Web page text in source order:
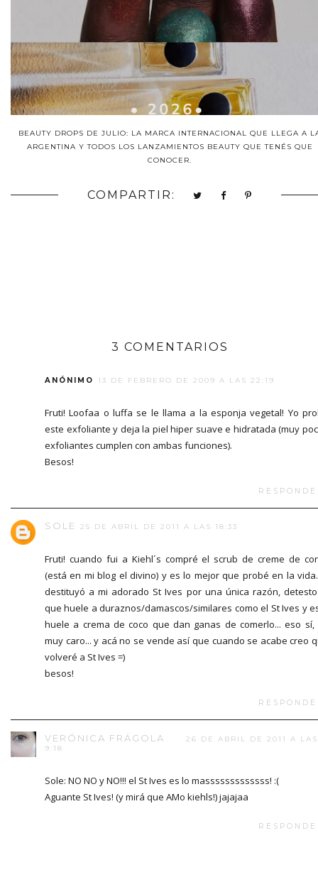
BEAUTY DROPS DE JULIO: LA MARCA INTERNACIONAL QUE LLEGA A
ARGENTINA Y TODOS LOS LANZAMIENTOS BEAUTY QUE TENÉS QUE
CONOCER.
COMPARTIR:
3 COMENTARIOS
ANÓNIMO 13 DE FEBRERO DE 2009 A LAS 22:19
Fruti! Loofaa o luffa se le llama a la esponja vegetal! Yo
este exfoliante y deja la piel hiper suave e hidratada (muy
exfoliantes cumplen con ambas funciones).
Besos!
SOLE 25 DE ABRIL DE 2011 A LAS 18:33
Fruti! cuando fui a Kiehl´s compré el scrub de creme de
(está en mi blog el divino) y es lo mejor que probé en la
destituyó a mi adorado St Ives por una única razón,
que huele a duraznos/damascos/similares como el St Ives y
huele a crema de coco que dan ganas de comerlo... eso sí,
muy caro... y acá no se vende así que cuando se acabe creo
volveré a St Ives =)
besos!
VERÓNICA FRÁGOLA
26 DE ABRIL DE 2011 A LAS
9:18
Sole: NO NO y NO!!! el St Ives es lo masssssssssssss! :(
Aguante St Ives! (y mirá que AMo kiehls!) jajajaa